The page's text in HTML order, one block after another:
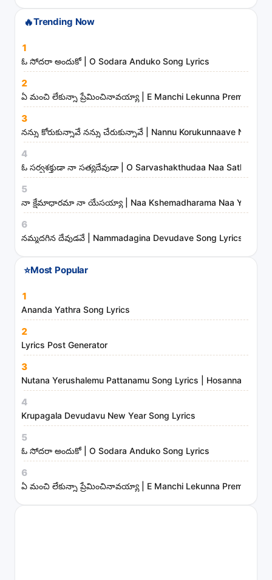
h
o
n
g
s
,
a
r
t
t
s
d
m
i
s
t
r
i
e
s
🔥Trending Now
1
ఓ సోదరా అందుకో | O Sodara Anduko Song Lyrics
2
ఏ మంచి లేకున్నా ప్రేమించినావయ్యా | E Manchi Lekunna
3
నన్ను కోరుకున్నావే నన్ను చేరుకున్నావే | Nannu Korukunnaave Nannu
4
ఓ సర్వశక్తుడా నా సత్యదేవుడా | O Sarvashakthudaa Naa
5
నా క్షేమాధారమా నా యేసయ్యా | Naa Kshemadharama Naa Yesayya
6
నమ్మదగిన దేవుడవే | Nammadagina Devudave Song Lyrics
⭐Most Popular
1
Ananda Yathra Song Lyrics
2
Lyrics Post Generator
3
Nutana Yerushalemu Pattanamu Song Lyrics | Hosanna
4
Krupagala Devudavu New Year Song Lyrics
5
ఓ సోదరా అందుకో | O Sodara Anduko Song Lyrics
6
ఏ మంచి లేకున్నా ప్రేమించినావయ్యా | E Manchi Lekunna